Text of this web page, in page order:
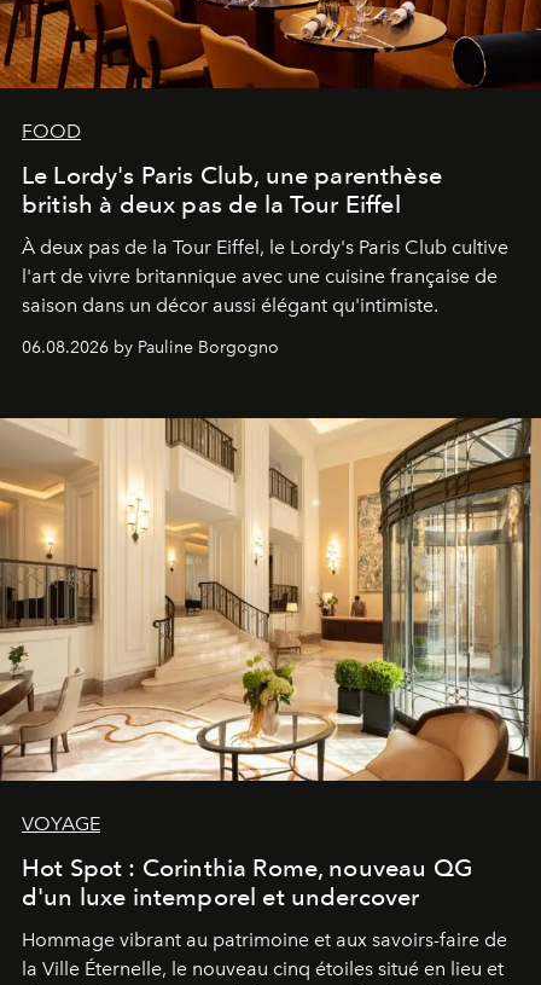
FOOD
Le Lordy's Paris Club, une parenthèse
british à deux pas de la Tour Eiffel
À deux pas de la Tour Eiffel, le Lordy's Paris Club cultive
l'art de vivre britannique avec une cuisine française de
saison dans un décor aussi élégant qu'intimiste.
06.08.2026 by Pauline Borgogno
VOYAGE
Hot Spot : Corinthia Rome, nouveau QG
d'un luxe intemporel et undercover
Hommage vibrant au patrimoine et aux savoirs-faire de
la Ville Éternelle, le nouveau cinq étoiles situé en lieu et